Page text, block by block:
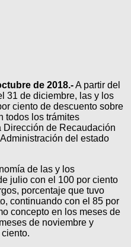
de 2018.-A partir del
31 de diciembre, las y los
ciento de descuento sobre
todos los trámites
de Recaudación
del estado
de las y los
julio con el 100 por ciento
porcentaje que tuvo
continuando con el 85 por
concepto en los meses de
de noviembre y